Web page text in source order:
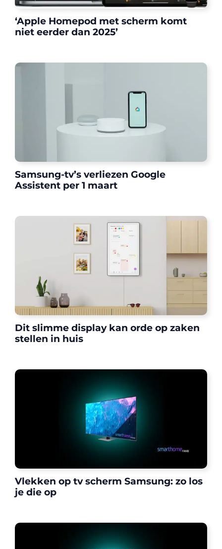
‘Apple Homepod met scherm komt
niet eerder dan 2025’
Samsung-tv’s verliezen Google
Assistent per 1 maart
Dit slimme display kan orde op zaken
stellen in huis
Vlekken op tv scherm Samsung: zo los
je die op